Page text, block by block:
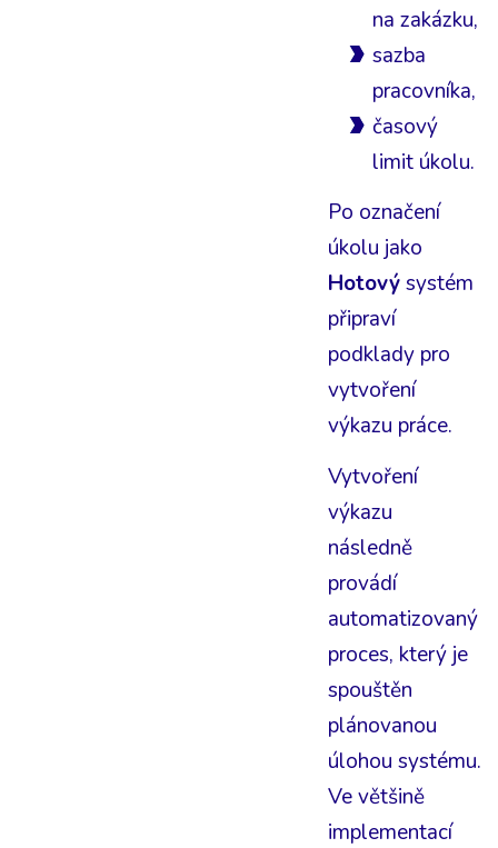
na zakázku,
sazba
pracovníka,
časový
limit úkolu.
Po označení
úkolu jako
Hotovýsystém
připraví
podklady pro
vytvoření
výkazu práce.
Vytvoření
výkazu
následně
provádí
automatizovaný
proces, který je
spouštěn
plánovanou
úlohou systému.
Ve většině
implementací